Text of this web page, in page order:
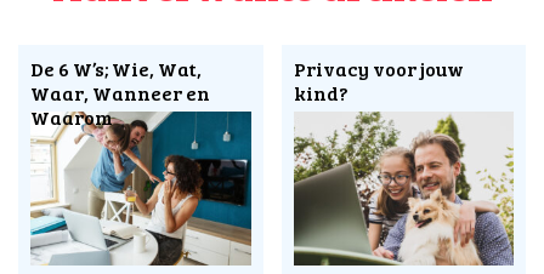
bijvoorbeelddeze tool
en/of onderstaande video. Naast een
middelbare school kiezen, komt er helaas nog wel wat meer
op je pad als je kind die oversteek maakt.Check dit artikel
en doe er je voordeel mee.
De 6 W’s; Wie, Wat,
Waar, Wanneer en
Waarom
Privacy voor jouw
kind?